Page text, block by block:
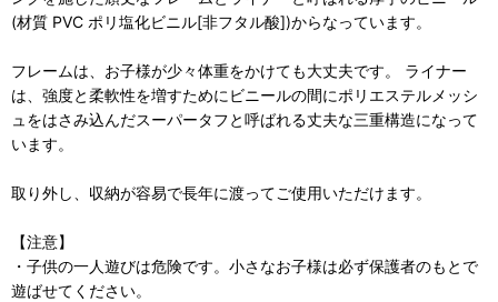
(材質 PVC ポリ塩化ビニル[非フタル酸])からなっています。
フレームは、お子様が少々体重をかけても大丈夫です。 ライナー
は、強度と柔軟性を増すためにビニールの間にポリエステルメッシ
ュをはさみ込んだスーパータフと呼ばれる丈夫な三重構造になって
います。
取り外し、収納が容易で長年に渡ってご使用いただけます。
【注意】
・子供の一人遊びは危険です。小さなお子様は必ず保護者のもとで
遊ばせてください。